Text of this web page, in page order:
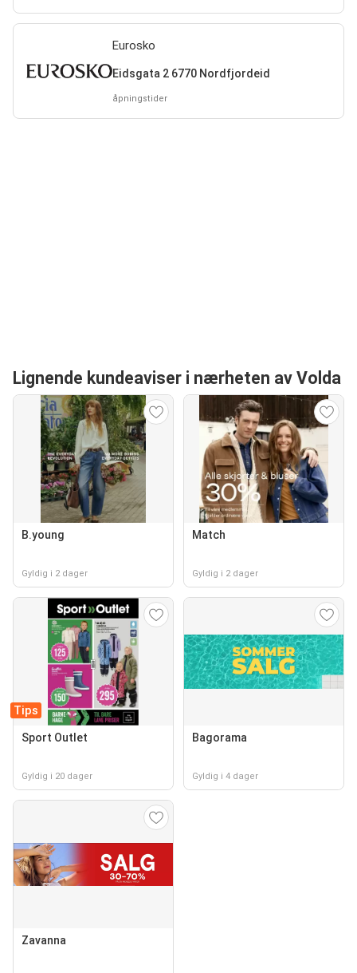
Eurosko
Eidsgata 2 6770 Nordfjordeid
åpningstider
Lignende kundeaviser i nærheten av Volda
B.young
Gyldig i 2 dager
Match
Gyldig i 2 dager
Tips
Sport Outlet
Gyldig i 20 dager
Bagorama
Gyldig i 4 dager
Zavanna